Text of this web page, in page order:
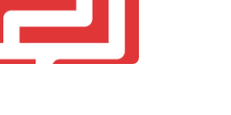
Заказать